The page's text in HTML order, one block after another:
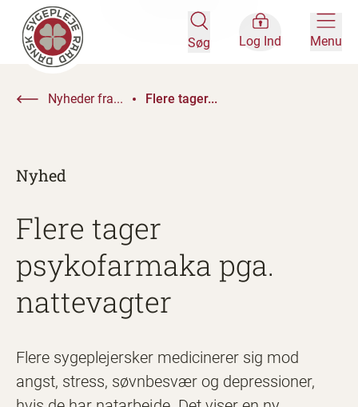
Søg Log Ind Menu
Nyheder fra... Flere tager...
Nyhed
Flere tager
psykofarmaka pga.
nattevagter
Flere sygeplejersker medicinerer sig mod
angst, stress, søvnbesvær og depressioner,